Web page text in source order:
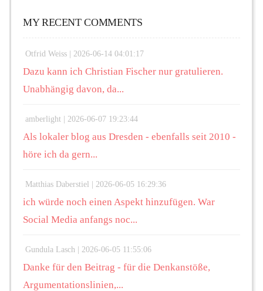
MY RECENT COMMENTS
Otfrid Weiss | 2026-06-14 04:01:17
Dazu kann ich Christian Fischer nur gratulieren.
Unabhängig davon, da...
amberlight | 2026-06-07 19:23:44
Als lokaler blog aus Dresden - ebenfalls seit 2010 -
höre ich da gern...
Matthias Daberstiel | 2026-06-05 16:29:36
ich würde noch einen Aspekt hinzufügen. War
Social Media anfangs noc...
Gundula Lasch | 2026-06-05 11:55:06
Danke für den Beitrag - für die Denkanstöße,
Argumentationslinien,...